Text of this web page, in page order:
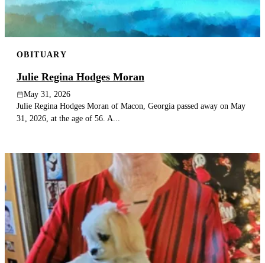
OBITUARY
Julie Regina Hodges Moran
May 31, 2026
Julie Regina Hodges Moran of Macon, Georgia passed away on May
31, 2026, at the age of 56. A...